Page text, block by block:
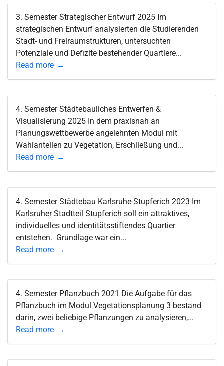
3. Semester Strategischer Entwurf 2025 Im
strategischen Entwurf analysierten die Studierenden
Stadt- und Freiraumstrukturen, untersuchten
Potenziale und Defizite bestehender Quartiere...
Read more
4. Semester Städtebauliches Entwerfen &
Visualisierung 2025 In dem praxisnah an
Planungswettbewerbe angelehnten Modul mit
Wahlanteilen zu Vegetation, Erschließung und...
Read more
4. Semester Städtebau Karlsruhe-Stupferich 2023 Im
Karlsruher Stadtteil Stupferich soll ein attraktives,
individuelles und identitätsstiftendes Quartier
entstehen. Grundlage war ein...
Read more
4. Semester Pflanzbuch 2021 Die Aufgabe für das
Pflanzbuch im Modul Vegetationsplanung 3 bestand
darin, zwei beliebige Pflanzungen zu analysieren,...
Read more